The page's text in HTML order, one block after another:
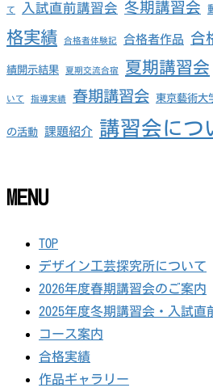
て 入試直前講習会 冬期講習会
格実績
合格者体験記 合格者作品 合
績開示結果 夏期交流合宿 夏期講習会
いて 指導実績 春期講習会 東京藝術大
の活動 課題紹介 講習会につ
MENU
TOP
デザイン工芸探究所について
2026年度春期講習会のご案内
2025年度冬期講習会・入試直
コース案内
合格実績
作品ギャラリー